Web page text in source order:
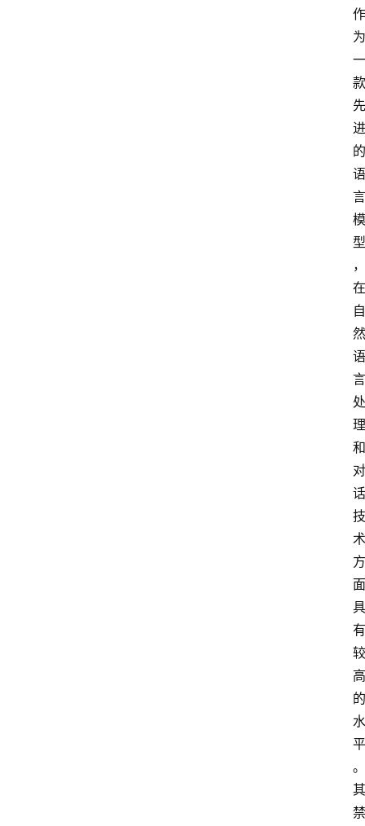
作
为
一
款
先
进
的
语
言
模
型
，
在
自
然
语
言
处
理
和
对
话
技
术
方
面
具
有
较
高
的
水
平
。
其
禁